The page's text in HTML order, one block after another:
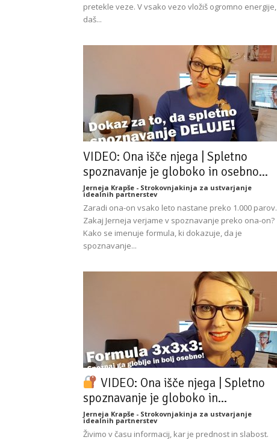
pretekle veze. V vsako vezo vložiš ogromno energije,
daš...
VIDEO: Ona išče njega | Spletno
spoznavanje je globoko in osebno...
Jerneja Krapše - Strokovnjakinja za ustvarjanje
idealnih partnerstev
Zaradi ona-on vsako leto nastane preko 1.000 parov.
Zakaj Jerneja verjame v spoznavanje preko ona-on?
Kako se imenuje formula, ki dokazuje, da je
spoznavanje...
VIDEO: Ona išče njega | Spletno
spoznavanje je globoko in...
Jerneja Krapše - Strokovnjakinja za ustvarjanje
idealnih partnerstev
Živimo v času informacij, kar je prednost in slabost.